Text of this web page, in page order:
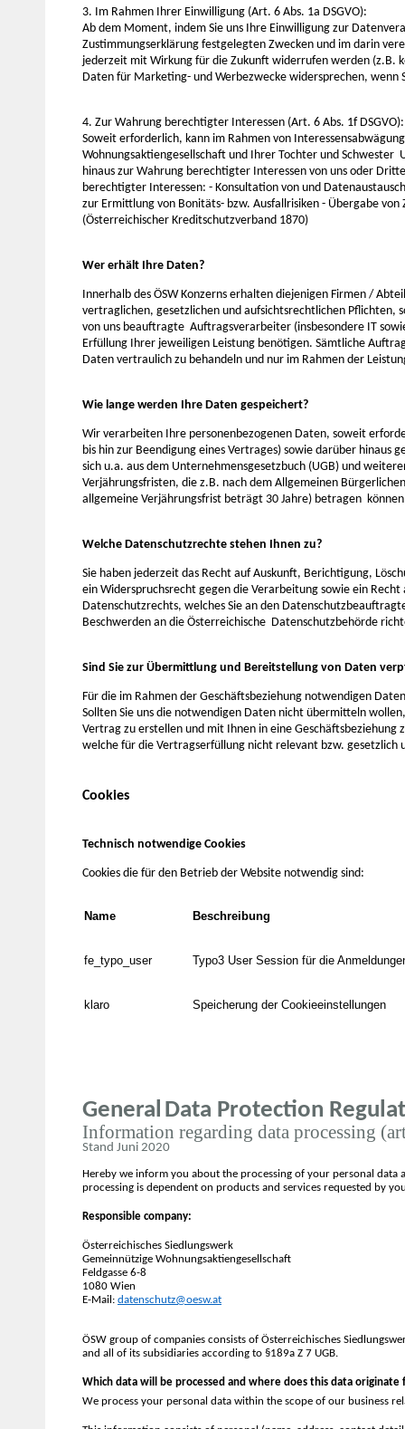
3. Im Rahmen Ihrer Einwilligung (Art. 6 Abs. 1a DSGVO):
Ab dem Moment, indem Sie uns Ihre Einwilligung zur
Zustimmungserklärung festgelegten Zwecken und im darin
jederzeit mit Wirkung für die Zukunft widerrufen werden (z.B.
Daten für Marketing- und Werbezwecke widersprechen,
4. Zur Wahrung berechtigter Interessen (Art. 6 Abs. 1f DSGVO):
Soweit erforderlich, kann im Rahmen von
Wohnungsaktiengesellschaft und Ihrer Tochter und
hinaus zur Wahrung berechtigter Interessen von uns oder
berechtigter Interessen: - Konsultation von und
zur Ermittlung von Bonitäts- bzw. Ausfallrisiken - Übergabe
(Österreichischer Kreditschutzverband 1870)
Wer erhält Ihre Daten?
Innerhalb des ÖSW Konzerns erhalten diejenigen Firmen /
vertraglichen, gesetzlichen und aufsichtsrechtlichen
von uns beauftragte Auftragsverarbeiter (insbesondere IT
Erfüllung Ihrer jeweiligen Leistung benötigen. Sämtliche
Daten vertraulich zu behandeln und nur im Rahmen der
Wie lange werden Ihre Daten gespeichert?
Wir verarbeiten Ihre personenbezogenen Daten, soweit
bis hin zur Beendigung eines Vertrages) sowie darüber
sich u.a. aus dem Unternehmensgesetzbuch (UGB) und
Verjährungsfristen, die z.B. nach dem Allgemeinen
allgemeine Verjährungsfrist beträgt 30 Jahre) betragen
Welche Datenschutzrechte stehen Ihnen zu?
Sie haben jederzeit das Recht auf Auskunft, Berichtigung,
ein Widerspruchsrecht gegen die Verarbeitung sowie ein
Datenschutzrechts, welches Sie an den
Beschwerden an die Österreichische Datenschutzbehörde
Sind Sie zur Übermittlung und Bereitstellung von Daten
Für die im Rahmen der Geschäftsbeziehung notwendigen
Sollten Sie uns die notwendigen Daten nicht übermitteln
Vertrag zu erstellen und mit Ihnen in eine
welche für die Vertragserfüllung nicht relevant bzw.
Cookies
Technisch notwendige Cookies
Cookies die für den Betrieb der Website notwendig sind:
Name Beschreibung
fe_typo_user Typo3 User Session für die
klaro Speicherung der Cookieeinstellungen
General Data Protection
Information regarding data processing
Stand Juni 2020
Hereby we inform you about the processing of your personal
processing is dependent on products and services requested by
Responsible company:
Österreichisches Siedlungswerk
Gemeinnützige Wohnungsaktiengesellschaft
Feldgasse 6-8
1080 Wien
E-Mail: datenschutz@oesw.at
ÖSW group of companies consists of Österreichisches
and all of its subsidiaries according to §189a Z 7 UGB.
Which data will be processed and where does this data originate
We process your personal data within the scope of our business